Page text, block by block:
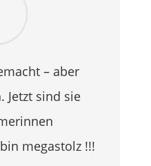
– aber
Jetzt sind sie
megastolz !!!